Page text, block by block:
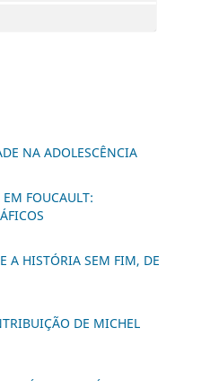
NA ADOLESCÊNCIA
FOUCAULT:
A HISTÓRIA SEM FIM, DE
DE MICHEL